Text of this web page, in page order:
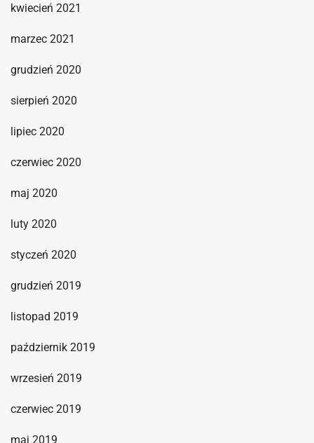
kwiecień 2021
marzec 2021
grudzień 2020
sierpień 2020
lipiec 2020
czerwiec 2020
maj 2020
luty 2020
styczeń 2020
grudzień 2019
listopad 2019
październik 2019
wrzesień 2019
czerwiec 2019
maj 2019